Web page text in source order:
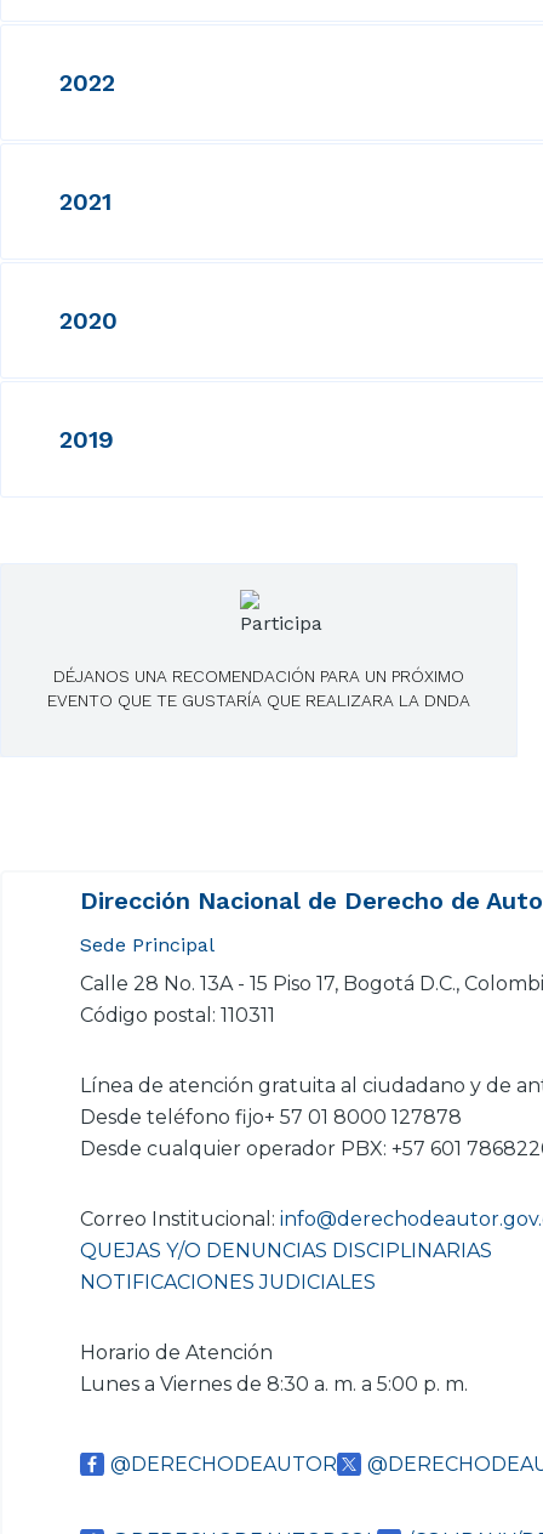
2022
2021
2020
2019
DÉJANOS UNA RECOMENDACIÓN PARA UN PRÓXIMO
EVENTO QUE TE GUSTARÍA QUE REALIZARA LA DNDA
Dirección Nacional de Derecho de
Sede Principal
Calle 28 No. 13A - 15 Piso 17, Bogotá D.C.,
Código postal: 110311
Línea de atención gratuita al ciudadano y de
Desde teléfono fijo+ 57 01 8000 127878
Desde cualquier operador PBX: +57 601
Correo Institucional:
QUEJAS Y/O DENUNCIAS DISCIPLINARIAS
NOTIFICACIONES JUDICIALES
Horario de Atención
Lunes a Viernes de 8:30 a. m. a 5:00 p. m.
@DERECHODEAUTOR